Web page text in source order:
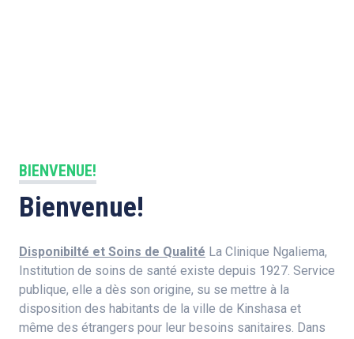
BIENVENUE!
Bienvenue!
Disponibilté et Soins de Qualité La Clinique Ngaliema,
Institution de soins de santé existe depuis 1927. Service
publique, elle a dès son origine, su se mettre à la
disposition des habitants de la ville de Kinshasa et
même des étrangers pour leur besoins sanitaires. Dans